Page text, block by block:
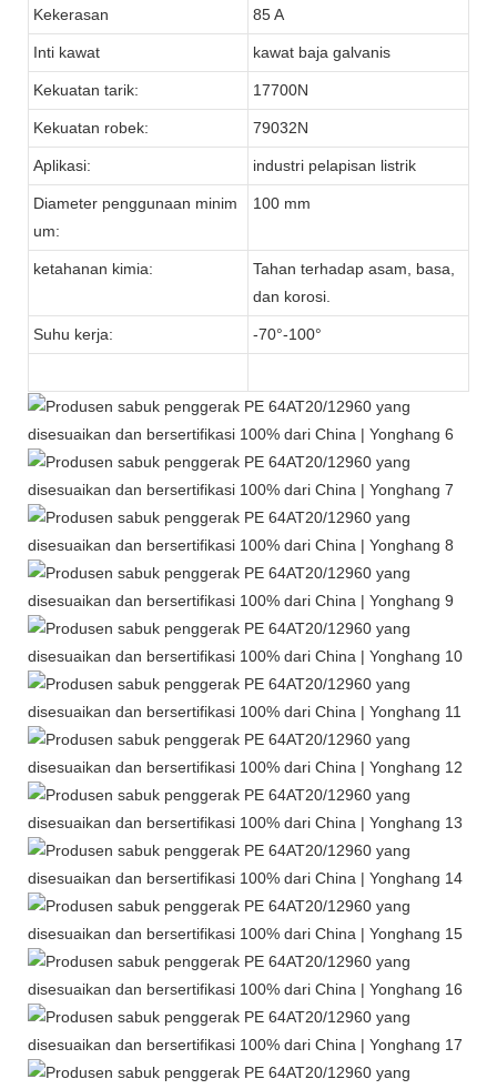
Kekerasan 85 A
Inti kawat kawat baja galvanis
Kekuatan tarik: 17700N
Kekuatan robek: 79032N
Aplikasi: industri pelapisan listrik
Diameter penggunaan minim
um:
100 mm
ketahanan kimia:
Tahan terhadap asam, basa,
dan korosi.
Suhu kerja: -70°-100°